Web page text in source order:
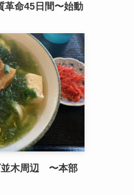
革命45日間〜始動
並木周辺 〜本部